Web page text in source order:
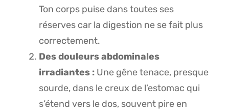
Ton corps puise dans toutes ses
réserves car la digestion ne se fait plus
correctement.
Des douleurs abdominales
irradiantes : Une gêne tenace, presque
sourde, dans le creux de l’estomac qui
s’étend vers le dos, souvent pire en